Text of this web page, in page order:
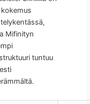
kokemus
Mifinityn
tuntuu